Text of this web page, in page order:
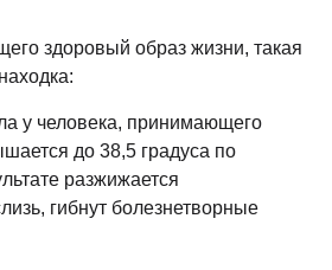
здоровый образ жизни, такая
у человека, принимающего
до 38,5 градуса по
разжижается
гибнут болезнетворные